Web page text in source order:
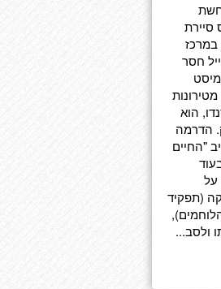
סיירת
בשנות ה-90. במרכז
חסר
הוא
הדרמה
"החיים
על
(תפקיד
ולסב...